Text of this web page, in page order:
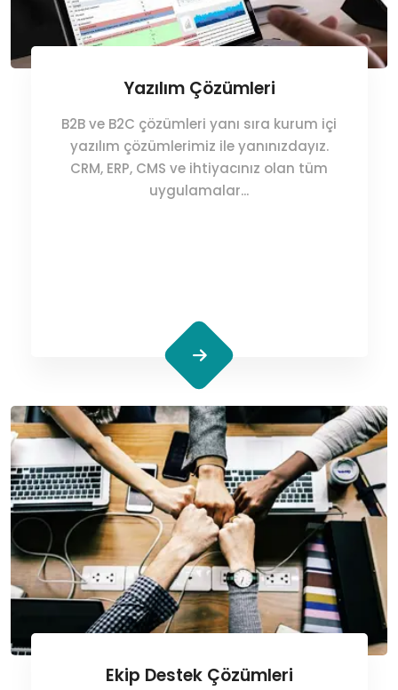
Yazılım Çözümleri
B2B ve B2C çözümleri yanı sıra kurum içi
yazılım çözümlerimiz ile yanınızdayız.
CRM, ERP, CMS ve ihtiyacınız olan tüm
uygulamalar...
Ekip Destek Çözümleri